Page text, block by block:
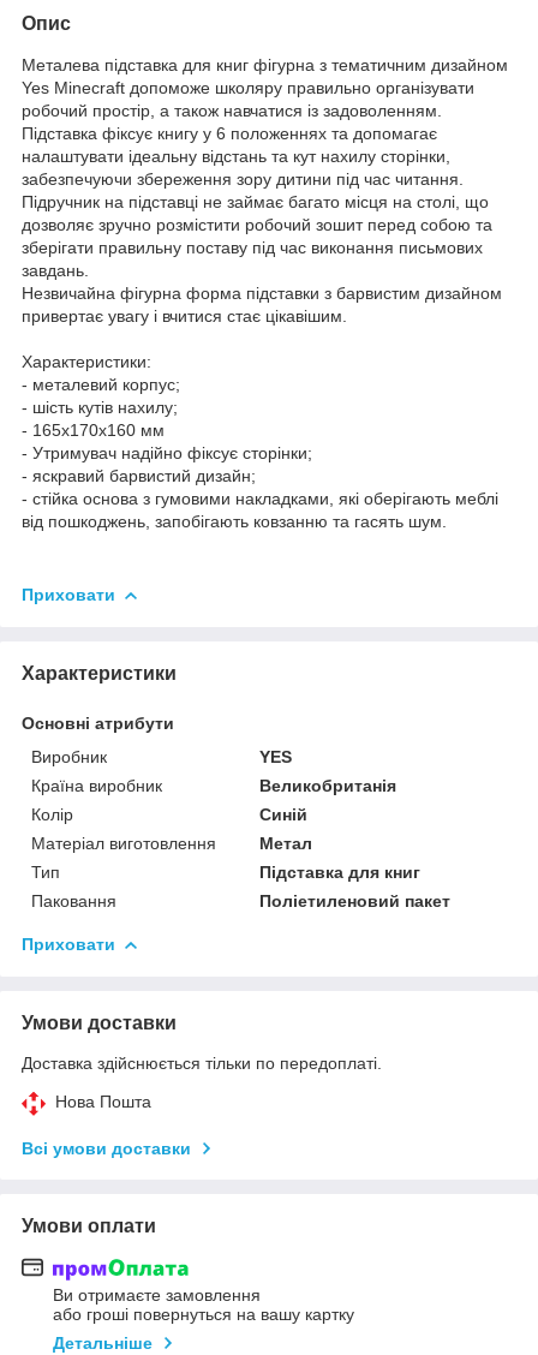
Опис
Металева підставка для книг фігурна з тематичним дизайном
Yes Minecraft допоможе школяру правильно організувати
робочий простір, а також навчатися із задоволенням.
Підставка фіксує книгу у 6 положеннях та допомагає
налаштувати ідеальну відстань та кут нахилу сторінки,
забезпечуючи збереження зору дитини під час читання.
Підручник на підставці не займає багато місця на столі, що
дозволяє зручно розмістити робочий зошит перед собою та
зберігати правильну поставу під час виконання письмових
завдань.
Незвичайна фігурна форма підставки з барвистим дизайном
привертає увагу і вчитися стає цікавішим.
Характеристики:
- металевий корпус;
- шість кутів нахилу;
- 165x170x160 мм
- Утримувач надійно фіксує сторінки;
- яскравий барвистий дизайн;
- стійка основа з гумовими накладками, які оберігають меблі
від пошкоджень, запобігають ковзанню та гасять шум.
Приховати
Характеристики
Основні атрибути
Виробник
YES
Країна виробник
Великобританія
Колір
Синій
Матеріал виготовлення
Метал
Тип
Підставка для книг
Паковання
Поліетиленовий пакет
Приховати
Умови доставки
Доставка здійснюється тільки по передоплаті.
Нова Пошта
Всі умови доставки
Умови оплати
Ви отримаєте замовлення
або гроші повернуться на вашу картку
Детальніше